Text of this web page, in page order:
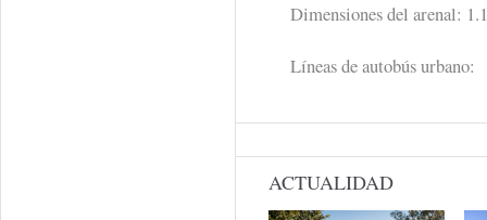
Dimensiones del arenal:
Líneas de autobús urbano:
ACTUALIDAD